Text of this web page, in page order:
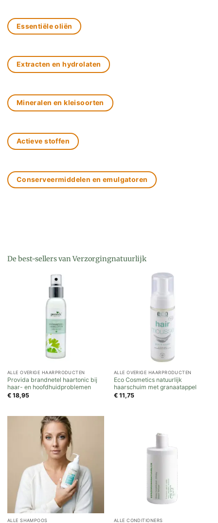
Essentiële oliën
Extracten en hydrolaten
Mineralen en kleisoorten
Actieve stoffen
Conserveermiddelen en emulgatoren
De best-sellers van Verzorgingnatuurlijk
ALLE OVERIGE HAARPRODUCTEN
Provida brandnetel haartonic bij
haar- en hoofdhuidproblemen
€18,95
ALLE OVERIGE HAARPRODUCTEN
Eco Cosmetics natuurlijk
haarschuim met granaatappel
€11,75
ALLE SHAMPOOS ALLE CONDITIONERS